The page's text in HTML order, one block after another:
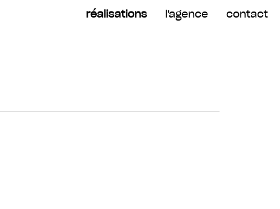
réalisations l'agence contact